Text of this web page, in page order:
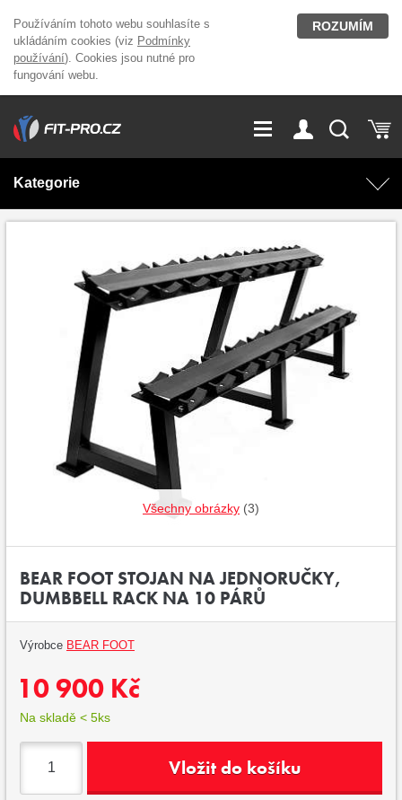
Používáním tohoto webu souhlasíte s
ukládáním cookies (viz Podmínky
používání). Cookies jsou nutné pro
fungování webu.
ROZUMÍM
GDPR
Kontakt
Přihlášení
Kategorie
Doplňky stravy Fitness vybavení
OUTLET OBLEČENÍ Posilovací stroje
Všechny obrázky (3)
BEAR FOOT STOJAN NA JEDNORUČKY,
DUMBBELL RACK NA 10 PÁRŮ
Výrobce BEAR FOOT
10 900 Kč
Na skladě < 5ks
Vložit do košíku